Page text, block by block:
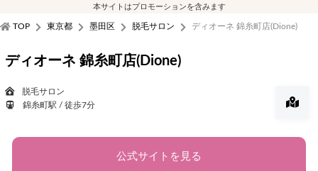
本サイトはプロモーションを含みます
TOP 東京都 墨田区 脱毛サロン ディオーネ 錦糸町店(Dione)
ディオーネ 錦糸町店(Dione)
脱毛サロン
錦糸町駅 / 徒歩7分
公式サイトを見る